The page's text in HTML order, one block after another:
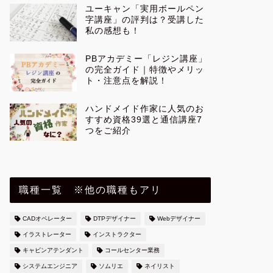
ユーキャン「実用ボールペン
字講座」の評判は？受講した
私の感想も！
PBアカデミー「レジン講座」
の完全ガイド｜特徴やメリッ
ト・注意点を解説！
ハンドメイド作家に人気のお
すすめ資格39選と通信講座7
つをご紹介
職種一覧 ※他の職種もアリ
CADオペレーター DTPデザイナー Webデザイナー
イラストレーター インストラクター
キャビンアテンダント コールセンター業務
システムエンジニア ソムリエ ネイリスト